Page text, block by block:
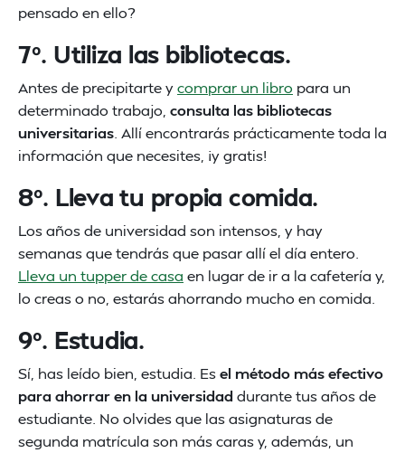
pensado en ello?
7º. Utiliza las bibliotecas.
Antes de precipitarte ycomprar un libro para un
determinado trabajo, consulta las bibliotecas
universitarias . Allí encontrarás prácticamente toda la
información que necesites, ¡y gratis!
8º. Lleva tu propia comida.
Los años de universidad son intensos, y hay
semanas que tendrás que pasar allí el día entero.
Lleva un tupper de casa en lugar de ir a la cafetería y,
lo creas o no, estarás ahorrando mucho en comida.
9º. Estudia.
Sí, has leído bien, estudia. Esel método más efectivo
para ahorrar en la universidad durante tus años de
estudiante. No olvides que las asignaturas de
segunda matrícula son más caras y, además, un